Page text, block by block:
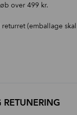
over 499 kr.
(emballage
med fokus på lette,